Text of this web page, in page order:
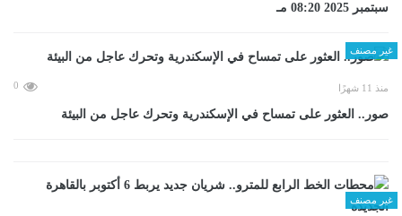
سبتمبر 2025 08:20 مـ
غير مصنف
منذ 11 شهرًا 0
صور.. العثور على تمساح في الإسكندرية وتحرك عاجل من البيئة
غير مصنف